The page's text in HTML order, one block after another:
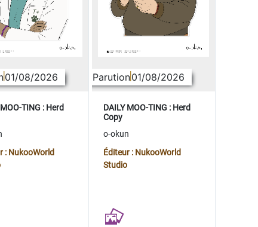
01/08/2026
TING : Herd
: NukooWorld
Parution01/08/2026
DAILY MOO-TING : Herd
Copy
o-okun
Éditeur : NukooWorld
Studio